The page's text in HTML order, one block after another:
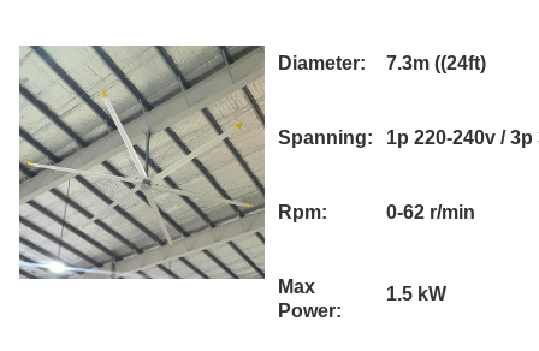
Diameter: 7.3m ((24ft)
Spanning: 1p 220-240v / 3p
Rpm: 0-62 r/min
Max
Power:
1.5 kW